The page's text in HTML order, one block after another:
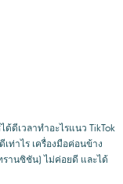
ดีเวลาทำอะไรแนว TikTok
ท่าไร เครื่องมือค่อนข้าง
รานซิชัน) ไม่ค่อยดี และได้